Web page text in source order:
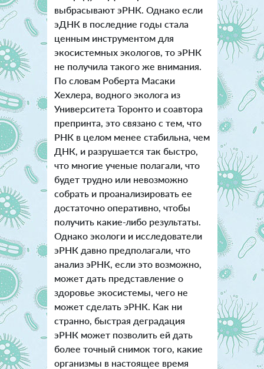
выбрасывают эРНК. Однако если
эДНК в последние годы стала
ценным инструментом для
экосистемных экологов, то эРНК
не получила такого же внимания.
По словам Роберта Масаки
Хехлера, водного эколога из
Университета Торонто и соавтора
препринта, это связано с тем, что
РНК в целом менее стабильна, чем
ДНК, и разрушается так быстро,
что многие ученые полагали, что
будет трудно или невозможно
собрать и проанализировать ее
достаточно оперативно, чтобы
получить какие-либо результаты.
Однако экологи и исследователи
эРНК давно предполагали, что
анализ эРНК, если это возможно,
может дать представление о
здоровье экосистемы, чего не
может сделать эРНК. Как ни
странно, быстрая деградация
эРНК может позволить ей дать
более точный снимок того, какие
организмы в настоящее время